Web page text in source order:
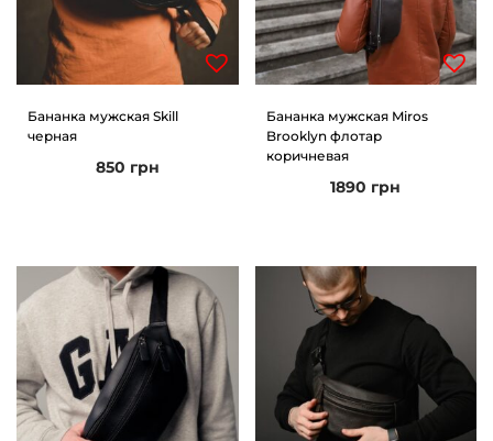
Бананка мужская Skill
черная
850 грн
Бананка мужская Miros
Brooklyn флотар
коричневая
1890 грн